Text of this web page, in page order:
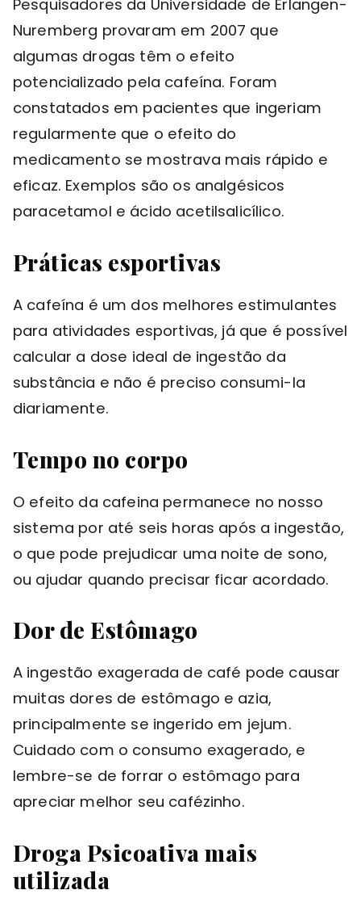
Pesquisadores da Universidade de Erlangen-
Nuremberg provaram em 2007 que
algumas drogas têm o efeito
potencializado pela cafeína. Foram
constatados em pacientes que ingeriam
regularmente que o efeito do
medicamento se mostrava mais rápido e
eficaz. Exemplos são os analgésicos
paracetamol e ácido acetilsalicílico.
Práticas esportivas
A cafeína é um dos melhores estimulantes
para atividades esportivas, já que é possível
calcular a dose ideal de ingestão da
substância e não é preciso consumi-la
diariamente.
Tempo no corpo
O efeito da cafeina permanece no nosso
sistema por até seis horas após a ingestão,
o que pode prejudicar uma noite de sono,
ou ajudar quando precisar ficar acordado.
Dor de Estômago
A ingestão exagerada de café pode causar
muitas dores de estômago e azia,
principalmente se ingerido em jejum.
Cuidado com o consumo exagerado, e
lembre-se de forrar o estômago para
apreciar melhor seu cafézinho.
Droga Psicoativa mais
utilizada